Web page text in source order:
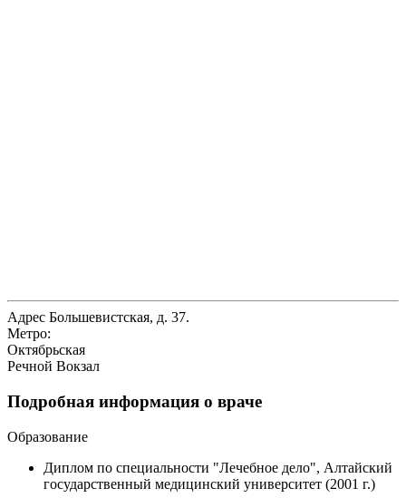
Адрес Большевистская, д. 37.
Метро:
Октябрьская
Речной Вокзал
Подробная информация о враче
Образование
Диплом по специальности "Лечебное дело", Алтайский
государственный медицинский университет (2001 г.)